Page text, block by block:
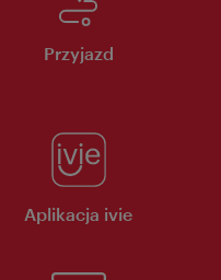
Przyjazd
Aplikacja ivie